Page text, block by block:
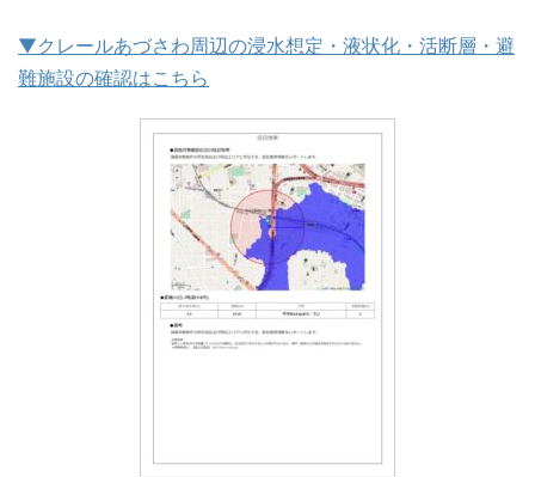
▼クレールあづさわ周辺の浸水想定・液状化・活断層・避
難施設の確認はこちら